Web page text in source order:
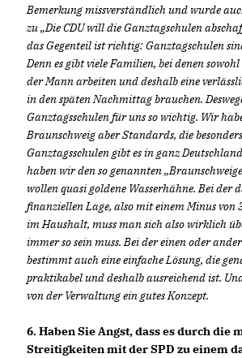
Bemerkung missverständlich und wurde
zu „Die CDU will die Ganztagschulen
das Gegenteil ist richtig: Ganztagschulen
Denn es gibt viele Familien, bei denen
der Mann arbeiten und deshalb eine
in den späten Nachmittag brauchen.
Ganztagsschulen für uns so wichtig. Wir
Braunschweig aber Standards, die
Ganztagsschulen gibt es in ganz
haben wir den so genannten
wollen quasi goldene Wasserhähne. Bei der
finanziellen Lage, also mit einem Minus von
im Haushalt, muss man sich also wirklich
immer so sein muss. Bei der einen oder
bestimmt auch eine einfache Lösung, die
praktikabel und deshalb ausreichend ist.
von der Verwaltung ein gutes Konzept.
6. Haben Sie Angst, dass es durch die
Streitigkeiten mit der SPD zu einem